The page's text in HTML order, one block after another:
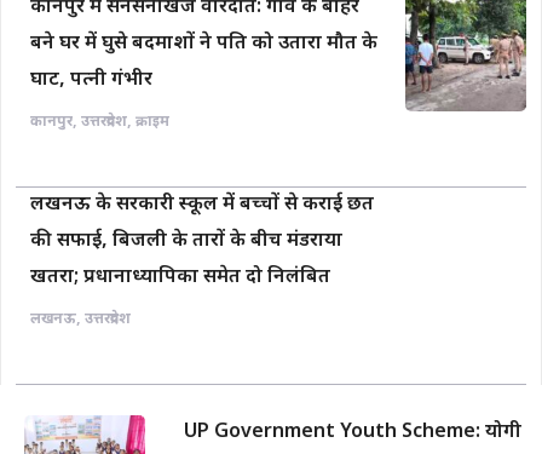
कानपुर में सनसनीखेज वारदात: गांव के बाहर
बने घर में घुसे बदमाशों ने पति को उतारा मौत के
घाट, पत्नी गंभीर
कानपुर, उत्तरप्रदेश, क्राइम
लखनऊ के सरकारी स्कूल में बच्चों से कराई छत
की सफाई, बिजली के तारों के बीच मंडराया
खतरा; प्रधानाध्यापिका समेत दो निलंबित
लखनऊ, उत्तरप्रदेश
UP Government Youth Scheme: योगी